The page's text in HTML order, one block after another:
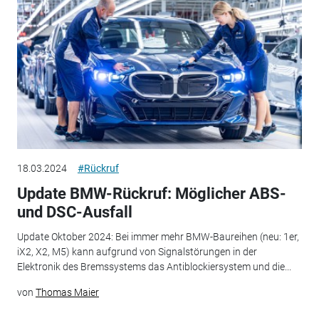
18.03.2024 #Rückruf
Update BMW-Rückruf: Möglicher ABS-
und DSC-Ausfall
Update Oktober 2024: Bei immer mehr BMW-Baureihen (neu: 1er,
iX2, X2, M5) kann aufgrund von Signalstörungen in der
Elektronik des Bremssystems das Antiblockiersystem und die...
von Thomas Maier